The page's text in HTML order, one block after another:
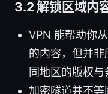
3.2 解锁区域内
VPN 能帮助你
的内容，但并
同地区的版权与
加密隧道并不